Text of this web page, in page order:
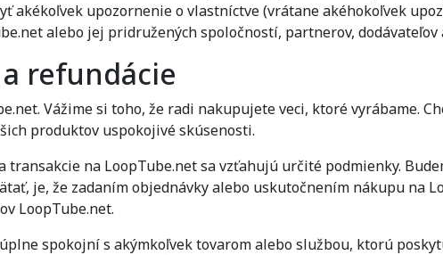
akékoľvek upozornenie o vlastníctve (vrátane akéhokoľvek
alebo jej pridružených spoločností, partnerov,
refundácie
Vážime si toho, že radi nakupujete veci, ktoré vyrábame.
produktov uspokojivé skúsenosti.
transakcie na LoopTube.net sa vzťahujú určité podmienky.
je, že zadaním objednávky alebo uskutočnením nákupu na
LoopTube.net.
spokojní s akýmkoľvek tovarom alebo službou, ktorú